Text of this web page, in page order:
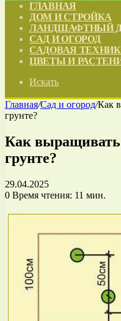
ГЛАВНАЯ
ДОМ И СТРОЙКА
ЛАНДШАФТНЫЙ
САД И ОГОРОД
САДОВАЯ
ЦВЕТЫ И
Искать
Главная/Сад и огород/Как
грунте?
Как
грунте?
29.04.2025
0 Время чтения: 11 мин.